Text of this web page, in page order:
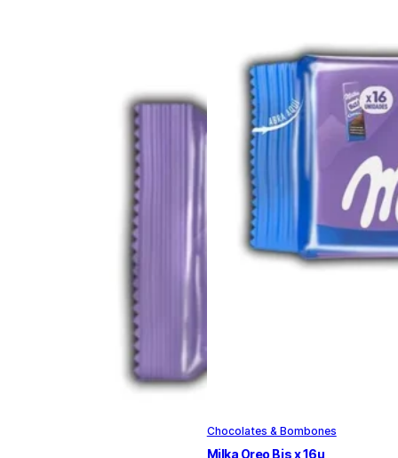
Chocolates & Bombones
Milka Oreo Bis x 16u